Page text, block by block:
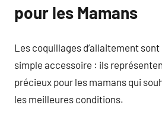
pour les Mamans
Les coquillages d’allaitement sont
simple accessoire : ils
précieux pour les mamans qui
les meilleures conditions.